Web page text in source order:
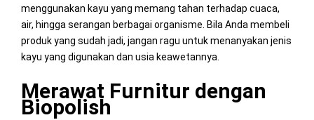
menggunakan kayu yang memang tahan terhadap cuaca,
air, hingga serangan berbagai organisme. Bila Anda membeli
produk yang sudah jadi, jangan ragu untuk menanyakan jenis
kayu yang digunakan dan usia keawetannya.
Merawat Furnitur dengan
Biopolish